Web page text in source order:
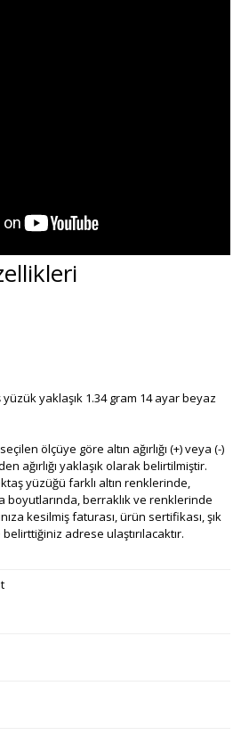
yaklaşık 1.34 gram 14 ayar beyaz
ölçüye göre altın ağırlığı (+) veya (-)
ağırlığı yaklaşık olarak belirtilmiştir.
yüzüğü farklı altın renklerinde,
boyutlarında, berraklık ve renklerinde
kesilmiş faturası, ürün sertifikası, şık
adrese ulaştırılacaktır.